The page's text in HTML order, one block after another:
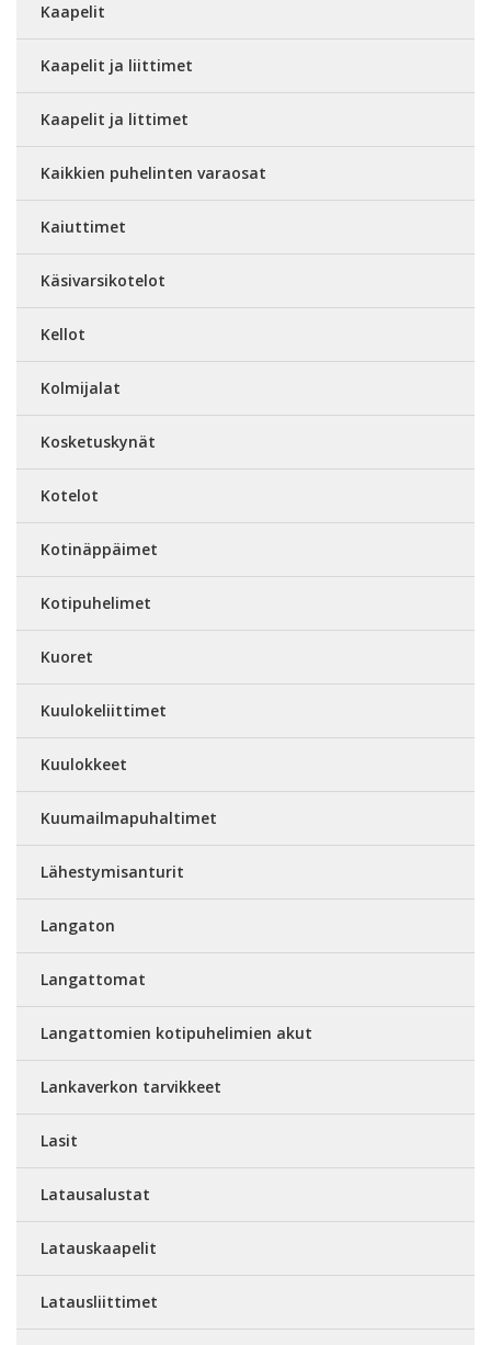
Kaapelit
Kaapelit ja liittimet
Kaapelit ja littimet
Kaikkien puhelinten varaosat
Kaiuttimet
Käsivarsikotelot
Kellot
Kolmijalat
Kosketuskynät
Kotelot
Kotinäppäimet
Kotipuhelimet
Kuoret
Kuulokeliittimet
Kuulokkeet
Kuumailmapuhaltimet
Lähestymisanturit
Langaton
Langattomat
Langattomien kotipuhelimien akut
Lankaverkon tarvikkeet
Lasit
Latausalustat
Latauskaapelit
Latausliittimet